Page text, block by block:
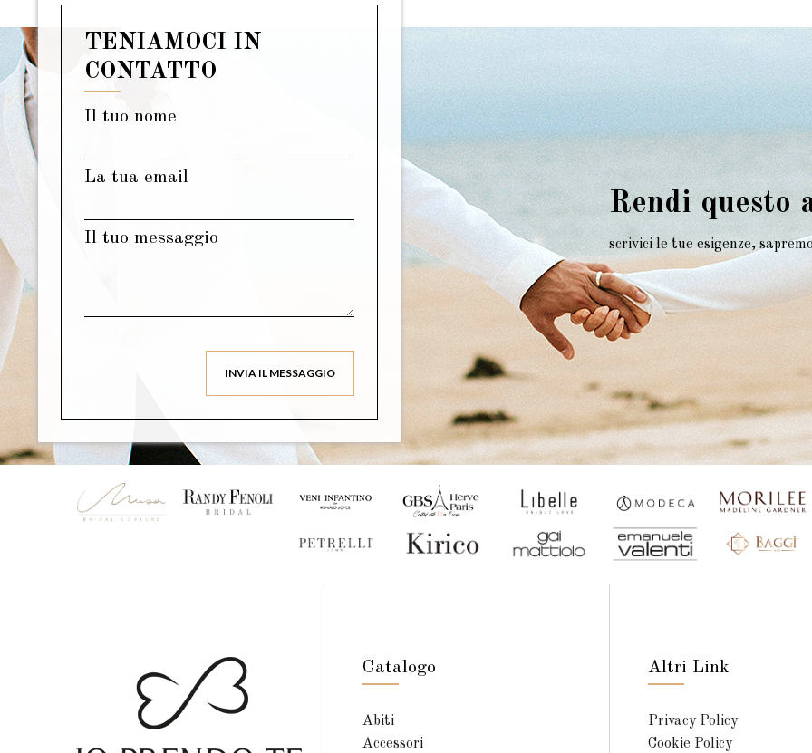
TENIAMOCI IN
CONTATTO
Il tuo nome
La tua email
Il tuo messaggio
Rendi questo
scrivici le tue esigenze,
Catalogo
Abiti
Accessori
Altri Link
Privacy Policy
Cookie Policy